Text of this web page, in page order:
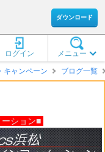
ダウンロード
メニュー
ログイン
キャンペーン ブログ一覧
ション■